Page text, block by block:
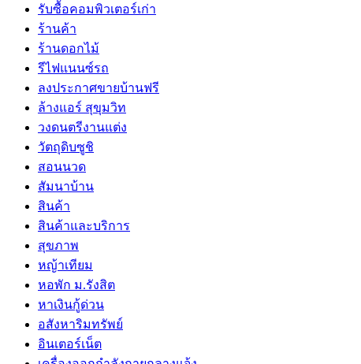
รับซื้อคอมพิวเตอร์เก่า
ร้านค้า
ร้านดอกไม้
รีไฟแนนซ์รถ
ลงประกาศขายบ้านฟรี
ล้างแอร์ สุขุมวิท
วงดนตรีงานแต่ง
วัตถุดิบซูชิ
สอนนวด
สัมนาบ้าน
สินค้า
สินค้าและบริการ
สุขภาพ
หญ้าเทียม
หอพัก ม.รังสิต
หาเงินกู้ด่วน
อสังหาริมทรัพย์
อินเตอร์เน็ต